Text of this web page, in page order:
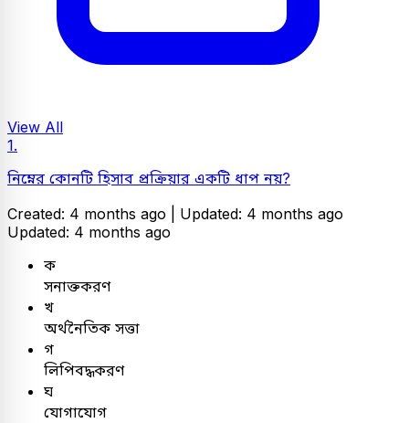
View All
1.
নিম্নের কোনটি হিসাব প্রক্রিয়ার একটি ধাপ নয়?
Created: 4 months ago | Updated: 4 months ago
Updated: 4 months ago
ক
সনাক্তকরণ
খ
অর্থনৈতিক সত্তা
গ
লিপিবদ্ধকরণ
ঘ
যোগাযোগ